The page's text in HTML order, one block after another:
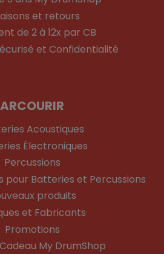
et retours
de 2 à 12x par CB
et Confidentialité
Acoustiques
Électroniques
Percussions
pour Batteries et Percussions
produits
et Fabricants
Promotions
My DrumShop